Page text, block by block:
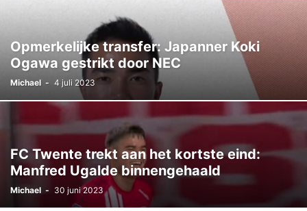
Opmerkelijke transfer: Japanner Koki
Ogawa gestrikt door NEC
Michael - 4 juli 2023
FC Twente trekt aan het kortste eind:
Manfred Ugalde binnengehaald
Michael - 30 juni 2023